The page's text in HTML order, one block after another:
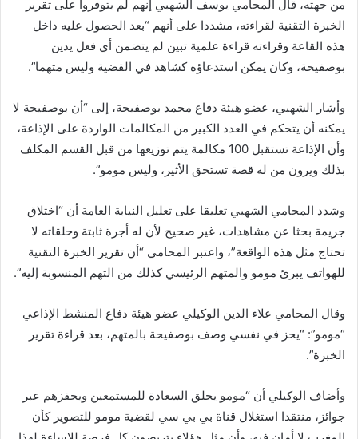
من جهته، قال المحامي يوسف الشهبي إنهم لم يتوفروا على تقرير
الخبرة التقنية لقراءته، مشددا على أنهم “بعد الحصول عليه داخل
هذه القاعة وقراءته قراءة علمية تبين لم يتضمن أي فعل يدين
بوصفيحة، وكان يمكن استدعاؤه كشاهد في القضية وليس متهما”.
وأشار الشهبي، عضو هيئة دفاع محمد بوصفيحة، إلى “أن بوصفيحة لا
يمكنه أن يتحكم في العدد الكبير من المكالمات الواردة على الإذاعة،
وأن الإذاعة تستقبل 100 مكالمة يتم توزيعها من قبل القسم المكلف
بذلك ويرون من له قصة تستحق الأثير، وليس مومو”.
وشدد المحامي الشهبي تعليقا على تعليل النيابة العامة أن “اختلاق
جريمة بحثا عن مشاهدات، غير صحيح لأن له أجرة ثابتة وحلقاته لا
تحتاج مثل هذه الواقعة”، واعتبر المحامي “أن تقرير الخبرة التقنية
للهواتف يبرئ مومو والمتهم الرئيسي كذلك من التهم المنسوبة إليه”.
وقال المحامي علاء الدين الوكيلي عضو هيئة دفاع المنشط الإذاعي
“مومو”: “يحز في نفسي وصف بوصفيحة بالمتهم، بعد قراءة تقرير
الخبرة”.
وأضاف الوكيلي أن “مومو يخلق السعادة للمستمعين ويحفزهم عبر
جوائز، منتقدا استغلال قناة بي بي سي لقضية مومو للتصوير كأن